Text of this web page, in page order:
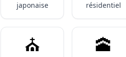
japonaise
résidentiel
⛪️ 🕋